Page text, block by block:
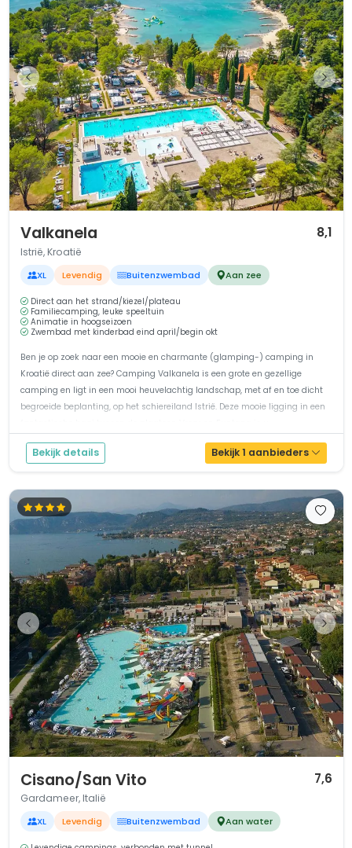
Valkanela 8,1
Istrië, Kroatië
XL Levendig Buitenzwembad Aan zee
Direct aan het strand/kiezel/plateau
Familiecamping, leuke speeltuin
Animatie in hoogseizoen
Zwembad met kinderbad eind april/begin okt
Ben je op zoek naar een mooie en charmante (glamping-) camping in
Kroatië direct aan zee? Camping Valkanela is een grote en gezellige
camping en ligt in een mooi heuvelachtig landschap, met af en toe dicht
begroeide beplanting, op het schiereiland Istrië. Deze mooie ligging in een
Bekijk details Bekijk 1 aanbieders
Cisano/San Vito 7,6
Gardameer, Italië
XL Levendig Buitenzwembad Aan water